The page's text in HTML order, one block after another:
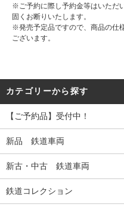
※ご予約に際し予約金等はいただ
固くお断りいたします。
※発売予定品ですので、商品の仕
ございます。
カテゴリーから探す
【ご予約品】受付中！
新品 鉄道車両
新古・中古 鉄道車両
鉄道コレクション